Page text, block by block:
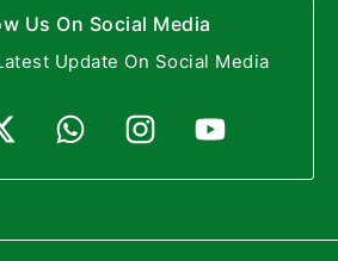
Us On Social Media
Update On Social Media